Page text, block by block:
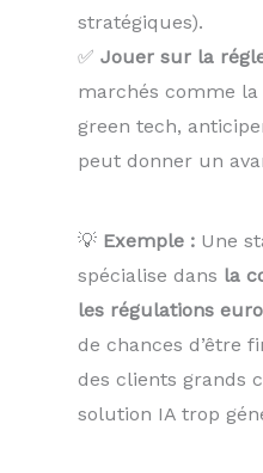
stratégiques).
✅ Jouer sur la
marchés comme
green tech,
peut donner un
💡 Exemple : Une
spécialise dans la
les régulations
de chances d’être
des clients grands
solution IA trop